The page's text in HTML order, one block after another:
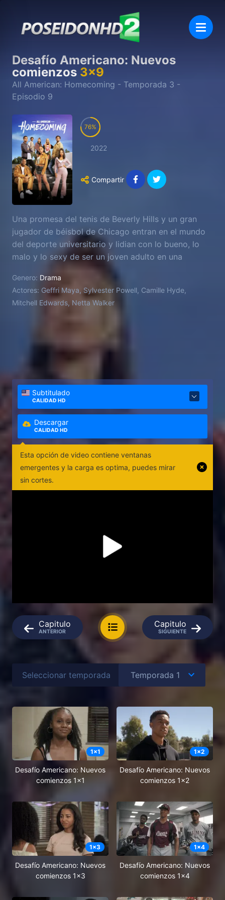
Desafío Americano: Nuevos
comienzos 3x9
All American: Homecoming - Temporada 3 -
Episodio 9
76
2022
Compartir
Una promesa del tenis de Beverly Hills y un gran
jugador de béisbol de Chicago entran en el mundo
del deporte universitario y lidian con lo bueno, lo
malo y lo sexy de ser un joven adulto en una
prestigiosa universidad históricamente negra.
Genero: Drama
Actores: Geffri Maya, Sylvester Powell, Camille Hyde,
Mitchell Edwards, Netta Walker
Subtitulado
CALIDAD HD
Descargar
CALIDAD HD
Esta opción de video contiene ventanas
emergentes y la carga es optima, puedes mirar
sin cortes.
Capitulo
ANTERIOR
Capitulo
SIGUIENTE
Seleccionar temporada
1x1
Desafío Americano: Nuevos
comienzos 1x1
1x2
Desafío Americano: Nuevos
comienzos 1x2
1x3
Desafío Americano: Nuevos
comienzos 1x3
1x4
Desafío Americano: Nuevos
comienzos 1x4